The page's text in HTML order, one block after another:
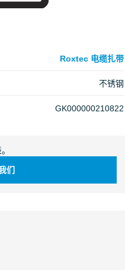
Roxtec 电缆扎带
不锈钢
GK000000210822
们